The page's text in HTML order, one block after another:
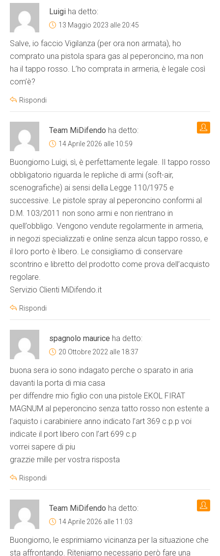
Luigi ha detto:
13 Maggio 2023 alle 20:45
Salve, io faccio Vigilanza (per ora non armata), ho
comprato una pistola spara gas al peperoncino, ma non
ha il tappo rosso. L’ho comprata in armeria, è legale così
com’è?
Rispondi
Team MiDifendo ha detto:
14 Aprile 2026 alle 10:59
Buongiorno Luigi, sì, è perfettamente legale. Il tappo rosso
obbligatorio riguarda le repliche di armi (soft-air,
scenografiche) ai sensi della Legge 110/1975 e
successive. Le pistole spray al peperoncino conformi al
D.M. 103/2011 non sono armi e non rientrano in
quell’obbligo. Vengono vendute regolarmente in armeria,
in negozi specializzati e online senza alcun tappo rosso, e
il loro porto è libero. Le consigliamo di conservare
scontrino e libretto del prodotto come prova dell’acquisto
regolare.
Servizio Clienti MiDifendo.it
Rispondi
spagnolo maurice ha detto:
20 Ottobre 2022 alle 18:37
buona sera io sono indagato perche o sparato in aria
davanti la porta di mia casa
per diffendre mio figlio con una pistole EKOL FIRAT
MAGNUM al peperoncino senza tatto rosso non estente a
l’aquisto i carabiniere anno indicato l’art 369 c.p.p voi
indicate il port libero con l’art 699 c.p
vorrei sapere di piu
grazzie mille per vostra risposta
Rispondi
Team MiDifendo ha detto:
14 Aprile 2026 alle 11:03
Buongiorno, le esprimiamo vicinanza per la situazione che
sta affrontando. Riteniamo necessario però fare una